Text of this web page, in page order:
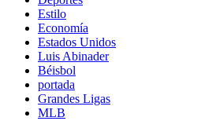
Estilo
Economía
Estados Unidos
Luis Abinader
Béisbol
portada
Grandes Ligas
MLB